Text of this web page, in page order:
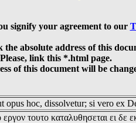
signify your agreement to our
the absolute address of this
Please, link this *.html page.
of this document will be
opus hoc, dissolvetur; si vero ex
τουτο καταλυθησεται ει δε